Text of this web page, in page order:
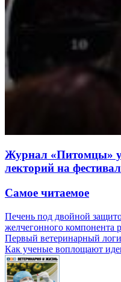
Журнал «Питомцы»
лекторий на
Самое читаемое
Печень под двойной
желчегонного компонента
Первый ветеринарный
Как ученые воплощают